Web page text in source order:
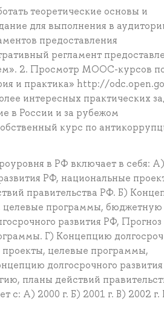
теоретические основы и
для выполнения в
предоставления
регламент
2. Просмотр MOOC-курсов
и практика» http://
интересных практических
в России и за рубежом
курс по
в РФ включает в себя: А)
РФ, национальные
правительства РФ. Б)
целевые программы, бюджетную
развития РФ, Прогноз
Г) Концепцию
проекты, целевые программы,
долгосрочного
планы действий
с: А) 2000 г. Б) 2001 г. В) 2002 г.